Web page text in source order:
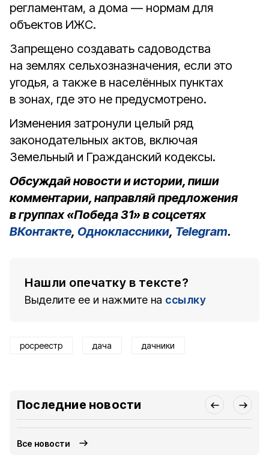
регламентам, а дома — нормам для
объектов ИЖС.
Запрещено создавать садоводства
на землях сельхозназначения, если это
угодья, а также в населённых пунктах
в зонах, где это не предусмотрено.
Изменения затронули целый ряд
законодательных актов, включая
Земельный и Гражданский кодексы.
Обсуждай новости и истории, пиши
комментарии, направляй предложения
в группах «Победа 31» в соцсетях
ВКонтакте, Одноклассники, Telegram.
Нашли опечатку в тексте?
Выделите ее и нажмите на ссылку
росреестр дача дачники
Последние новости
Все новости